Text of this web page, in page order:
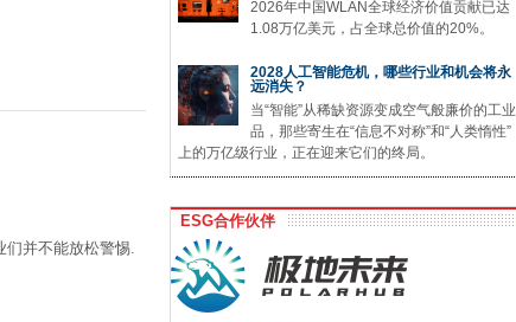
们并不能放松警惕.
2026年中国WLAN全球经济价值贡献已达
1.08万亿美元，占全球总价值的20%。
2028人工智能危机，哪些行业和机会将永
远消失？
当“智能”从稀缺资源变成空气般廉价的工业
品，那些寄生在“信息不对称”和“人类惰性”
上的万亿级行业，正在迎来它们的终局。
ESG合作伙伴